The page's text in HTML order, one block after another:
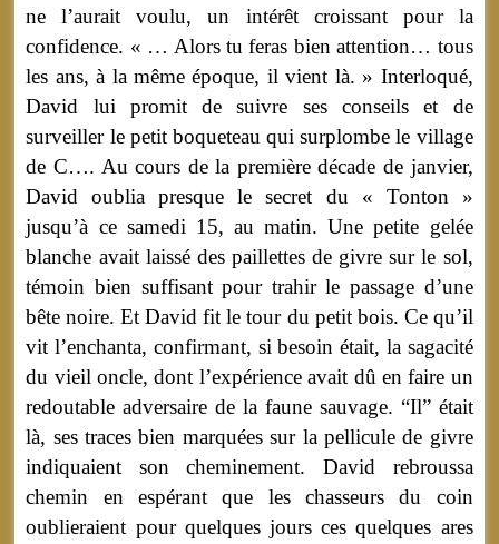
ne l’aurait voulu, un intérêt croissant pour la
confidence. « … Alors tu feras bien attention… tous
les ans, à la même époque, il vient là. » Interloqué,
David lui promit de suivre ses conseils et de
surveiller le petit boqueteau qui surplombe le village
de C…. Au cours de la première décade de janvier,
David oublia presque le secret du « Tonton »
jusqu’à ce samedi 15, au matin. Une petite gelée
blanche avait laissé des paillettes de givre sur le sol,
témoin bien suffisant pour trahir le passage d’une
bête noire. Et David fit le tour du petit bois. Ce qu’il
vit l’enchanta, confirmant, si besoin était, la sagacité
du vieil oncle, dont l’expérience avait dû en faire un
redoutable adversaire de la faune sauvage. “Il” était
là, ses traces bien marquées sur la pellicule de givre
indiquaient son cheminement. David rebroussa
chemin en espérant que les chasseurs du coin
oublieraient pour quelques jours ces quelques ares